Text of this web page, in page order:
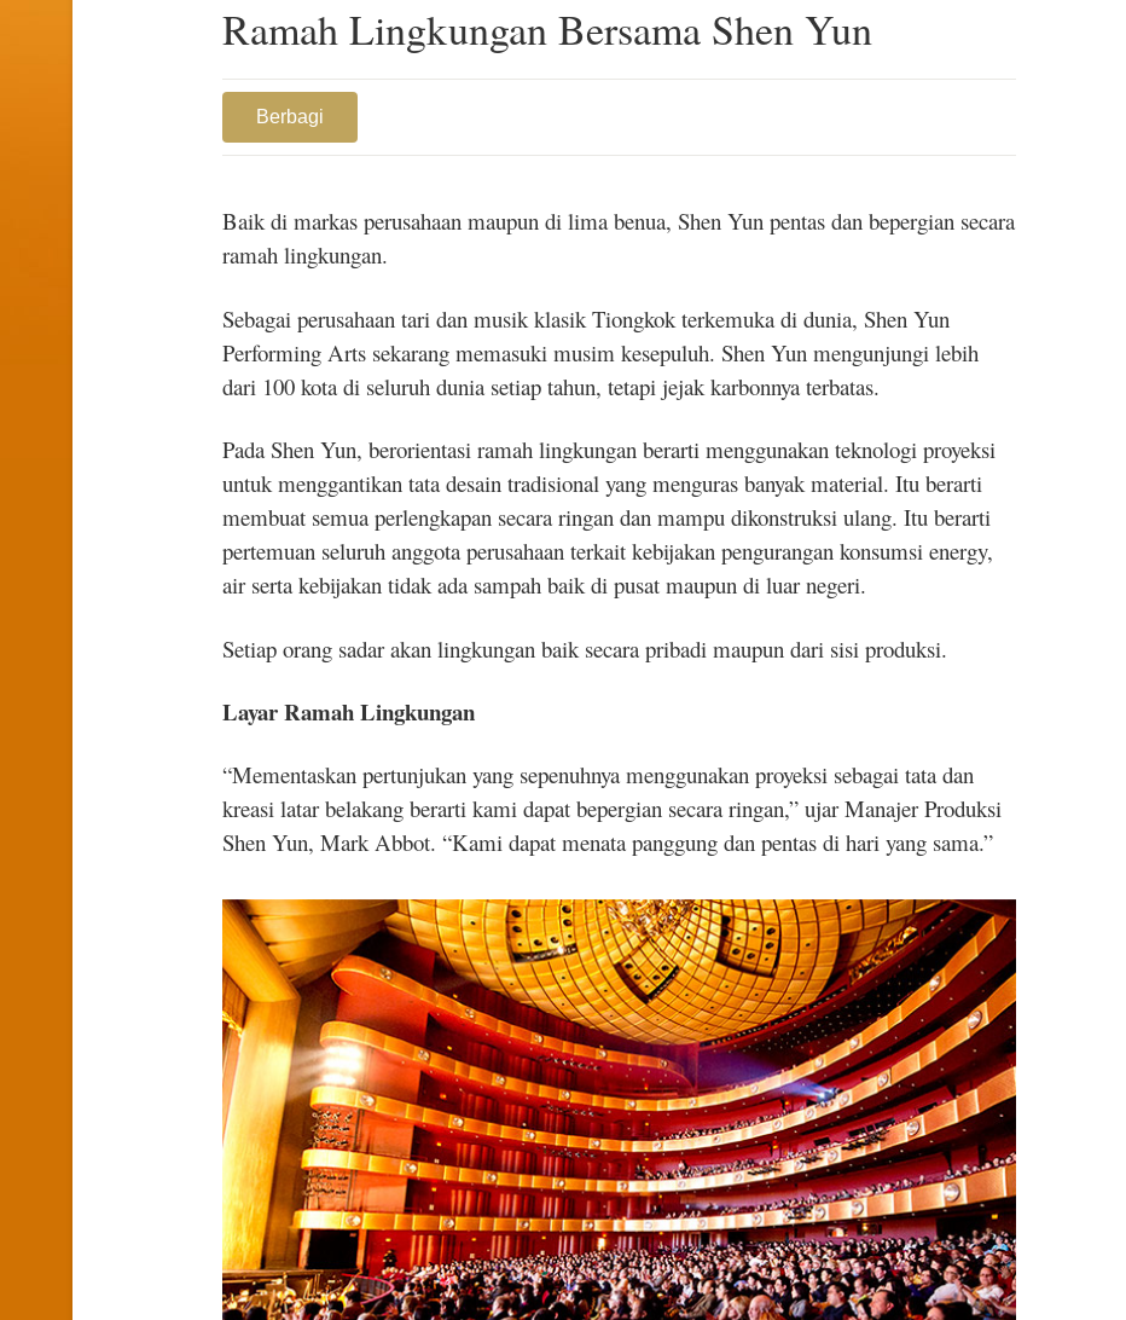
Ramah Lingkungan Bersama Shen Yun
Berbagi
Baik di markas perusahaan maupun di lima benua, Shen Yun pentas dan bepergian secara
ramah lingkungan.
Sebagai perusahaan tari dan musik klasik Tiongkok terkemuka di dunia, Shen Yun
Performing Arts sekarang memasuki musim kesepuluh. Shen Yun mengunjungi lebih
dari 100 kota di seluruh dunia setiap tahun, tetapi jejak karbonnya terbatas.
Pada Shen Yun, berorientasi ramah lingkungan berarti menggunakan teknologi proyeksi
untuk menggantikan tata desain tradisional yang menguras banyak material. Itu berarti
membuat semua perlengkapan secara ringan dan mampu dikonstruksi ulang. Itu berarti
pertemuan seluruh anggota perusahaan terkait kebijakan pengurangan konsumsi energy,
air serta kebijakan tidak ada sampah baik di pusat maupun di luar negeri.
Setiap orang sadar akan lingkungan baik secara pribadi maupun dari sisi produksi.
Layar Ramah Lingkungan
“Mementaskan pertunjukan yang sepenuhnya menggunakan proyeksi sebagai tata dan
kreasi latar belakang berarti kami dapat bepergian secara ringan,” ujar Manajer Produksi
Shen Yun, Mark Abbot. “Kami dapat menata panggung dan pentas di hari yang sama.”